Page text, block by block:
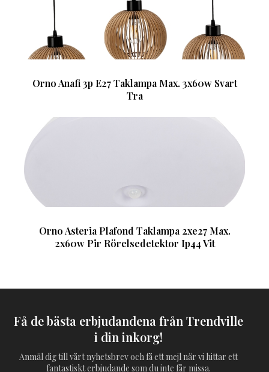
Orno Anafi 3p E27 Taklampa Max. 3x60w Svart
Tra
Orno Asteria Plafond Taklampa 2xe27 Max.
2x60w Pir Rörelsedetektor Ip44 Vit
Få de bästa erbjudandena från Trendville
i din inkorg!
Anmäl dig till vårt nyhetsbrev och få ett mejl när vi hittar ett
fantastiskt erbjudande som du inte får missa.